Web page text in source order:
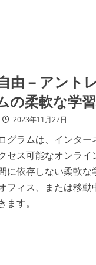
由 – アント
の柔軟な学
2023年11月27日
グラムは、インター
セス可能なオンライ
に依存しない柔軟な
フィス、または移動
す。